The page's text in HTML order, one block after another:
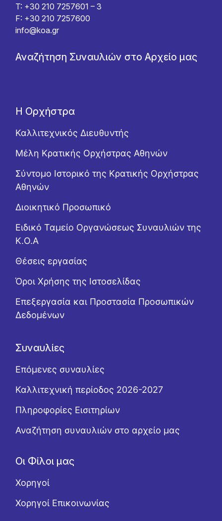
T: +30 210 7257601 – 3
F: +30 210 7257600
info@koa.gr
Αναζήτηση Συναυλιών στο Αρχείο μας
Η Ορχήστρα
Καλλιτεχνικός Διευθυντής
Μέλη Κρατικής Ορχήστρας Αθηνών
Σύντομο Ιστορικό της Κρατικής Ορχήστρας
Αθηνών
Διοικητικό Προσωπικό
Ειδικό Ταμείο Οργανώσεως Συναυλιών της
Κ.Ο.Α
Θέσεις εργασίας
Όροι Χρήσης της Ιστοσελίδας
Επεξεργασία και Προστασία Προσωπικών
Δεδομένων
Συναυλίες
Επόμενες συναυλίες
Καλλιτεχνική περίοδος 2026-2027
Πληροφορίες Εισιτηρίων
Αναζήτηση συναυλιών στο αρχείο μας
Οι Φίλοι μας
Χορηγοί
Χορηγοί Επικοινωνίας